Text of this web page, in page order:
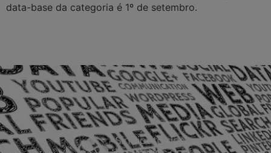
data-base da categoria é 1º de setembro.